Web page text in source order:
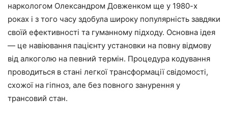
наркологом Олександром Довженком ще у 1980-х
роках і з того часу здобула широку популярність завдяки
своїй ефективності та гуманному підходу. Основна ідея
— це навіювання пацієнту установки на повну відмову
від алкоголю на певний термін. Процедура кодування
проводиться в стані легкої трансформації свідомості,
схожої на гіпноз, але без повного занурення у
трансовий стан.